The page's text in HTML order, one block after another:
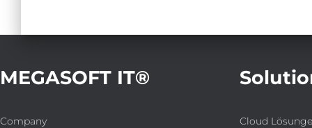
MEGASOFT IT®
Company
Cloud